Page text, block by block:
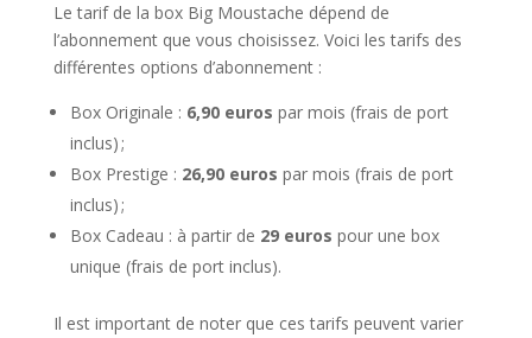
Le tarif de la box Big Moustache dépend de
l’abonnement que vous choisissez. Voici les tarifs des
différentes options d’abonnement :
Box Originale : 6,90 euros par mois (frais de port
inclus) ;
Box Prestige : 26,90 euros par mois (frais de port
inclus) ;
Box Cadeau : à partir de 29 euros pour une box
unique (frais de port inclus).
Il est important de noter que ces tarifs peuvent varier